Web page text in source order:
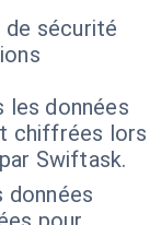
de sécurité
les données
chiffrées lors
Swiftask.
données